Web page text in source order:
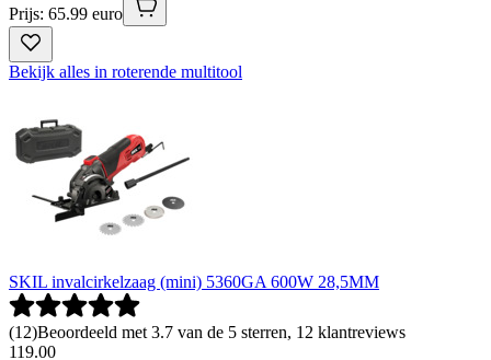
Prijs: 65.99 euro
Bekijk alles in roterende multitool
SKIL invalcirkelzaag (mini) 5360GA 600W 28,5MM
(12)Beoordeeld met 3.7 van de 5 sterren, 12 klantreviews
119.00